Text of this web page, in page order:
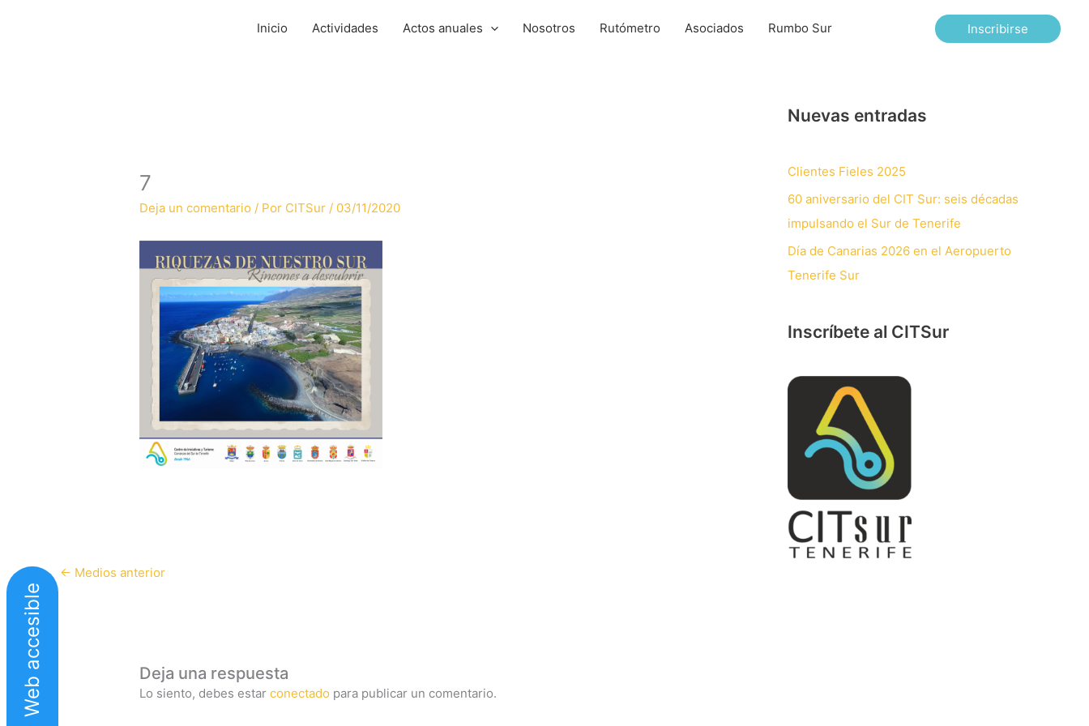
Inicio Actividades Actos anuales Nosotros Rutómetro Asociados Rumbo Sur Inscribirse
7
Deja un comentario / Por CITSur / 03/11/2020
← Medios anterior
Deja una respuesta
Lo siento, debes estarconectado para publicar un comentario.
Nuevas entradas
Clientes Fieles 2025
60 aniversario del CIT Sur: seis décadas
impulsando el Sur de Tenerife
Día de Canarias 2026 en el Aeropuerto
Tenerife Sur
Inscríbete al CITSur
Web accesible